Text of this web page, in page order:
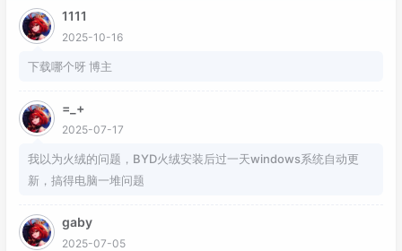
1111
2025-10-16
下载哪个呀 博主
=_+
2025-07-17
我以为火绒的问题，BYD火绒安装后过一天windows系统自动更
新，搞得电脑一堆问题
gaby
2025-07-05